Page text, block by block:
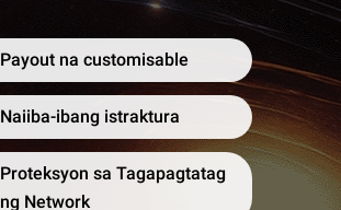
Payout na customisable
Naiiba-ibang istraktura
Proteksyon sa Tagapagtatag
ng Network